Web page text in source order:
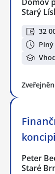
Starý
32
Peter
Staré